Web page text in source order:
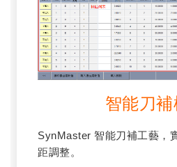
智能刀補
SynMaster 智能刀補工藝，
距調整。